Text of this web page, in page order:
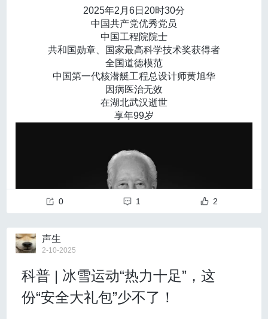
关文件均为仿冒程序。由此可见，网络犯罪分子已经将
仿冒DeepSeek作为传播病毒木马程序的新手法。预计
未来一段时间内，包括仿冒DeepSeek在内的各种人工
智能应用程序的病毒木马将持续增加。
国家计算机病毒应急处理中心发布防范措施
不要从短信、社交媒体软件、网盘等非官方渠道传播的网络
保持手机预装的安全保护功能或第三方手机安全软件处
到最新版本。
在手机使用过程中，谨慎处理非用户主动发起的APP安
装请求，一旦发现APP在安装过程中发起对设备管理
以拒绝。
04
如遭遇安装后无法正常卸载的APP程序，应立即备份手
误差，可能会对病人的治疗效果造成影响”，AI 在医疗领
域的落地仍需解决安全性、伦理规范和数据质量等问
“但我觉得比较容易突破的领域是教育”
，王耀祖指出，A
I在教育行业的应用场景较为明确：例如，当前的 AI 不仅
能够作为虚拟对话伙伴，帮助学生进行口语练习，为大
量非母语学习者可以获得类似母语沉浸式的学习体验；
同时，AI可以辅助教师提前了解学生的知识掌握情况，
优化教学方式，从而调整课堂内容，使教学更具针对
性。
近日，三大运营商、国家超算平台、多家芯片厂家全面
接入DeepSeek开源大模型，实现了DeepSeek在多场
随后的72小时里，暴风雪肆虐。雪后初霁，秦岭站
毫发无损，昂首挺立。这是属于所有科考队员的奇迹，
也是中国极地考察40周年再次书写的极地探索奇迹。
大洋探秘，“梦想”号接力承载中国人的深海梦想。
2024年，首艘自主研制的大洋钻探船“梦想”号正式
入列，标志着我国深海探测关键技术装备取得重大突
“梦想”号如何成就梦想？靠敢为人先、自主创新。
以“小吨位”实现“多功能”是世界难题。面对挑战，15
0多家单位协同攻关，3000多名建设者1100多个日夜不
1.1万米的钻探能力，续航力达1.5万海里，自持力1
20天，可在6级海况下正常作业、16级超强台风下安全
生存，具备全球海域无限航区作业能力……一个个数
字，就是“梦想”号的一项项“超能力”。
突破300次下潜，“蛟龙”号载人潜水器再战深渊；“奋
斗者”号万米载人潜水器征服极限；第四十次南极考察队
开展多个国际合作科考项目，为更好地认识极地、保护
极地、利用极地作出重要贡献……刚刚过去的一年，深
海科技发展不断推动深海事业迈上新台阶。
新年伊始，中国第四十一次南极考察队在冰雪之巅
接续奋斗，“蛟龙”“奋斗者”蓄势待发，载人深潜将拓展至
更多深海大洋，深海极地探索梦想新篇可期。
火炬头内部的燃烧喷头由56个如同花蕊般的金色钛合金
喷口组成，象征着中国56个民族的万众一心；燃烧喷头
周边环绕的纵向棱缝造型，代表着携手共进的团结精
火炬塔底部灯光系统采用7080颗LED点光源组成，顶部
花瓣配有总长120米的软灯带勾勒出丁香轮廓。同时，在
火炬塔周身配有大投光灯和小投光灯，以高效节能的照
明技术降低能源消耗，同时营造出晶莹剔透的光影效
果，宛如在冰雪世界中托起一朵傲然绽放的五瓣丁香。
北京理工大学信息与电子学院通信技术研究所与中国联
通等相关单位联合研发的抗噪声语义通信技术将为赛事
通信提供强有力支持。
2025年2月6日20时30分
中国共产党优秀党员
中国工程院院士
共和国勋章、国家最高科学技术奖获得者
全国道德模范
中国第一代核潜艇工程总设计师黄旭华
因病医治无效
在湖北武汉逝世
享年99岁
0 1 2
声生
2-10-2025
科普 | 冰雪运动“热力十足”，这
份“安全大礼包”少不了！